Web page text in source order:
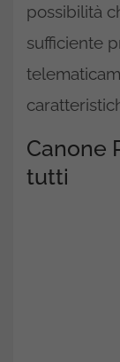
possibilità
sufficiente
Canone
tutti